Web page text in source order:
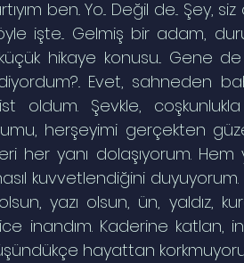
ben.. Yo... Değil de... Şey,
Böyle işte... Gelmiş bir adam,
küçük hikaye konusu... Gene
Evet, sahneden
oldum. Şevkle,
herşeyimi gerçekten
her yanı dolaşıyorum.
kuvvetlendiğini
yazı olsun, ün, yaldız,
inandım. Kaderine katlan,
hayattan